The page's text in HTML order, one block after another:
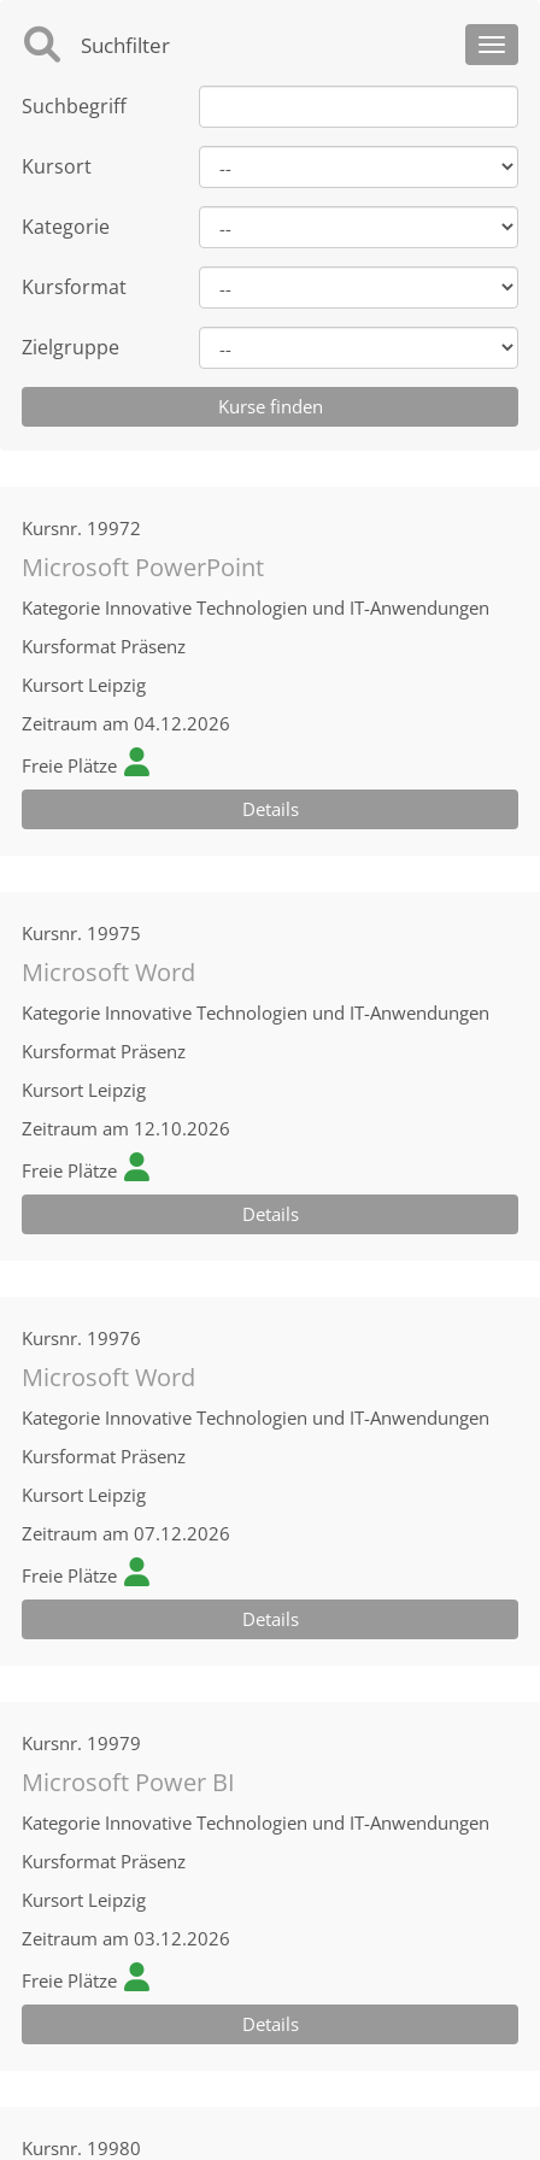
Suchfilter
Suchbegriff
Kursort
Kategorie
Kursformat
Zielgruppe
Kursnr. 19972
Microsoft PowerPoint
Kategorie Innovative Technologien und IT-Anwendungen
Kursformat Präsenz
Kursort Leipzig
Zeitraum am 04.12.2026
Freie Plätze
Details
Kursnr. 19975
Microsoft Word
Kategorie Innovative Technologien und IT-Anwendungen
Kursformat Präsenz
Kursort Leipzig
Zeitraum am 12.10.2026
Freie Plätze
Details
Kursnr. 19976
Microsoft Word
Kategorie Innovative Technologien und IT-Anwendungen
Kursformat Präsenz
Kursort Leipzig
Zeitraum am 07.12.2026
Freie Plätze
Details
Kursnr. 19979
Microsoft Power BI
Kategorie Innovative Technologien und IT-Anwendungen
Kursformat Präsenz
Kursort Leipzig
Zeitraum am 03.12.2026
Freie Plätze
Details
Kursnr. 19980